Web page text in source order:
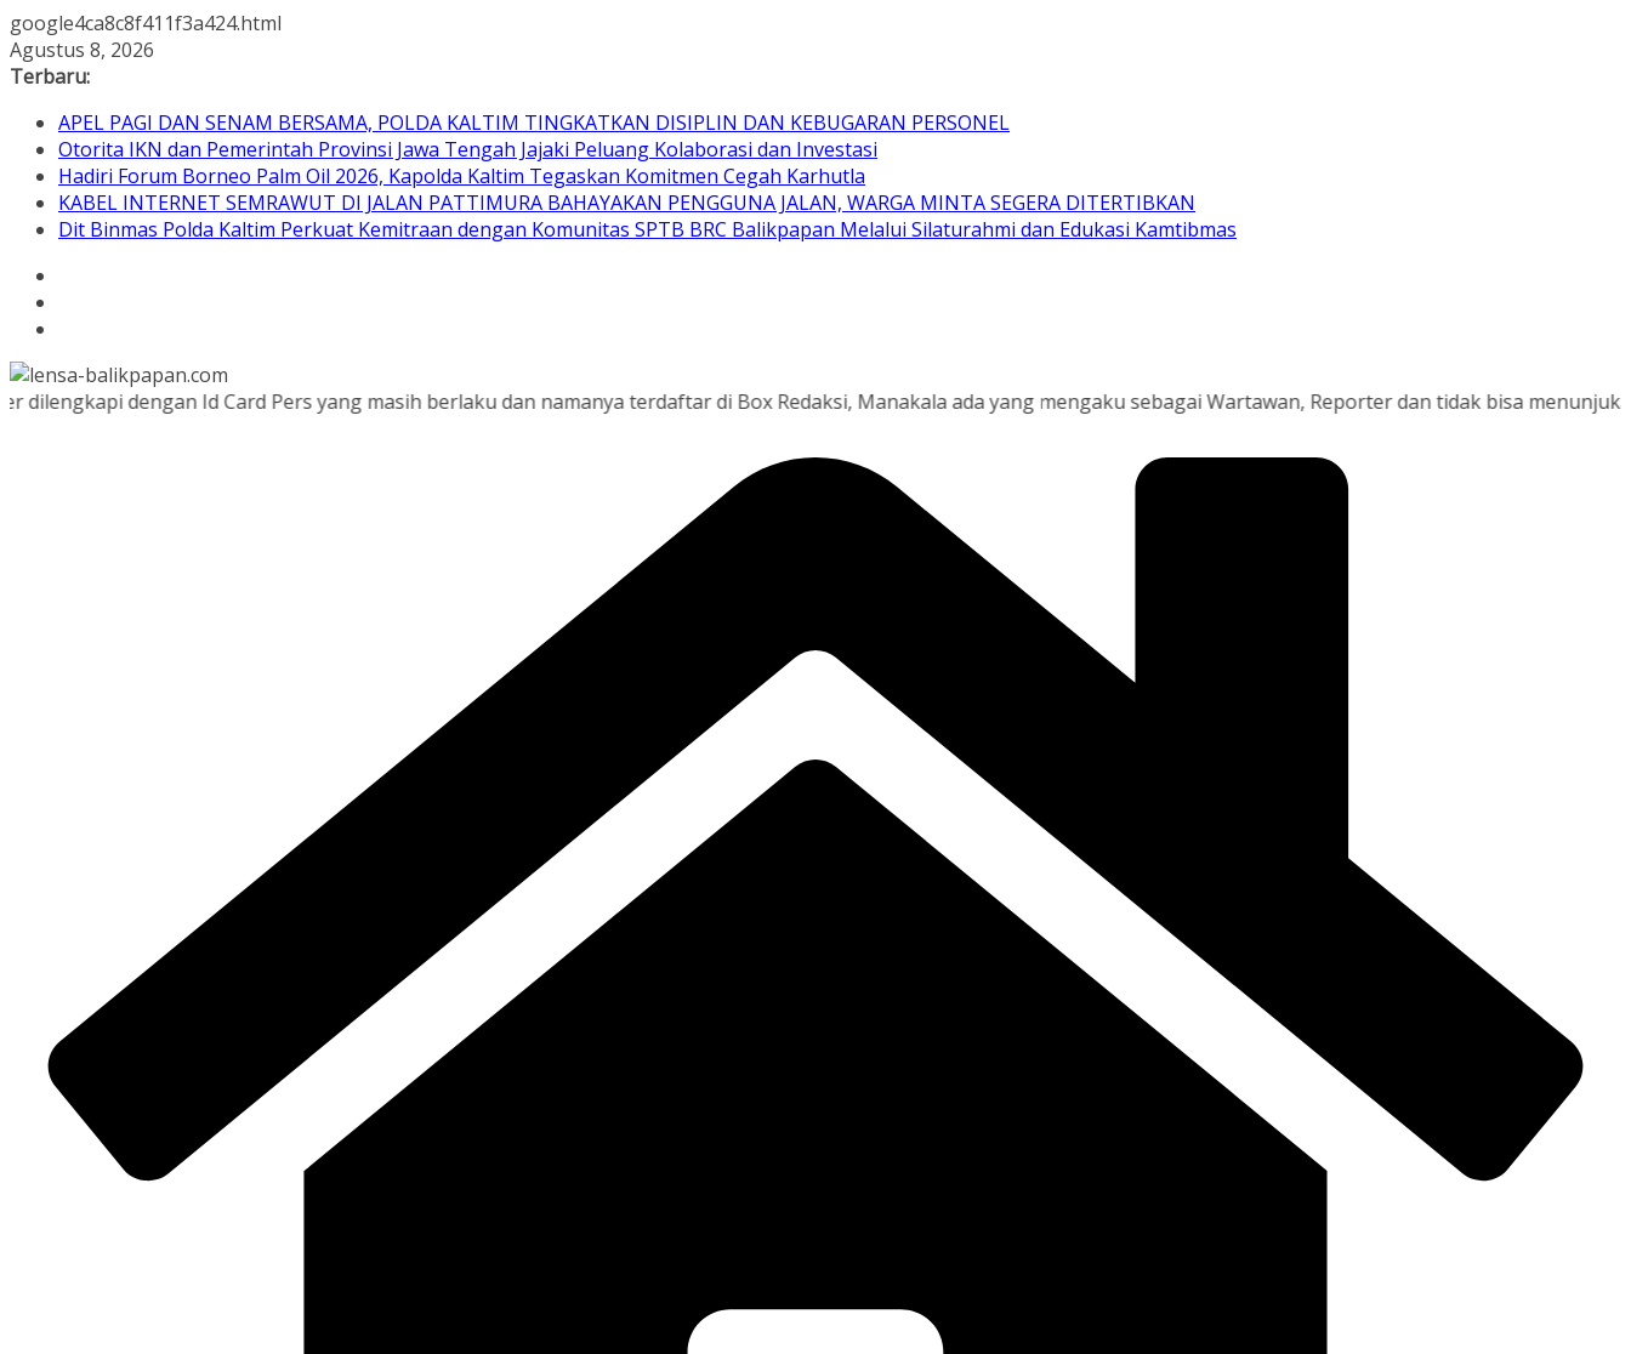
google4ca8c8f411f3a424.html
Skip
to
Agustus 8, 2026
Terbaru:
APEL PAGI DAN SENAM BERSAMA, POLDA KALTIM TINGKATKAN DISIPLIN DAN KEBUGARAN PERSONEL
Otorita IKN dan Pemerintah Provinsi Jawa Tengah Jajaki Peluang Kolaborasi dan Investasi
Hadiri Forum Borneo Palm Oil 2026, Kapolda Kaltim Tegaskan Komitmen Cegah Karhutla
KABEL INTERNET SEMRAWUT DI JALAN PATTIMURA BAHAYAKAN PENGGUNA JALAN, WARGA MINTA SEGERA DITERTIBKAN
Dit Binmas Polda Kaltim Perkuat Kemitraan dengan Komunitas SPTB BRC Balikpapan Melalui Silaturahmi dan Edukasi Kamtibmas
dengan Id Card Pers yang masih berlaku dan namanya terdaftar di Box Redaksi, Manakala ada yang mengaku sebagai Wartawan, Reporter dan tidak bisa menunjukan